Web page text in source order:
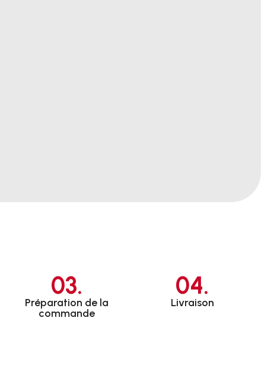
03.
Préparation de la
commande
04.
Livraison